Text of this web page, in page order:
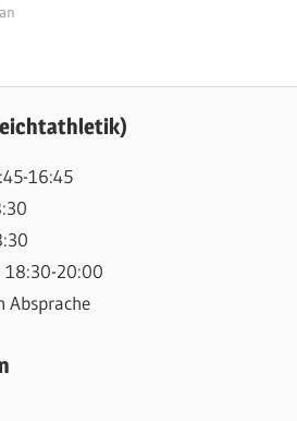
16:45
18:30-20:00
Absprache